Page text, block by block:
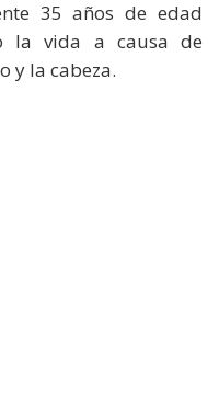
35 años de edad
la vida a causa de
y la cabeza.